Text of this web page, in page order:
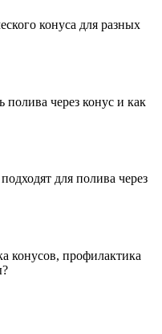
конуса для разных
полива через конус и как
для полива через
конусов, профилактика